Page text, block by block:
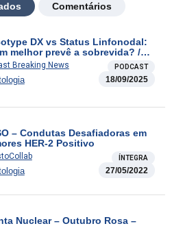
Comentários
DX vs Status Linfonodal:
melhor prevê a sobrevida? /
clinico-patológico que
pacientes ER+/HER2– de
porém com baixo risco de
Breaking News PODCAST
18/09/2025
– Condutas Desafiadoras em
HER-2 Positivo
ÍNTEGRA
27/05/2022
Nuclear – Outubro Rosa –